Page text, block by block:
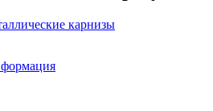
карнизы